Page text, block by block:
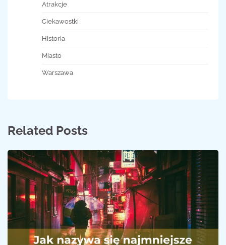
Atrakcje
Ciekawostki
Historia
Miasto
Warszawa
Related Posts